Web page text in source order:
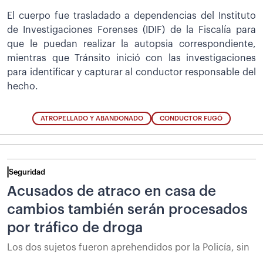
El cuerpo fue trasladado a dependencias del Instituto
de Investigaciones Forenses (IDIF) de la Fiscalía para
que le puedan realizar la autopsia correspondiente,
mientras que Tránsito inició con las investigaciones
para identificar y capturar al conductor responsable del
hecho.
ATROPELLADO Y ABANDONADO CONDUCTOR FUGÓ
Seguridad
Acusados de atraco en casa de
cambios también serán procesados
por tráfico de droga
Los dos sujetos fueron aprehendidos por la Policía, sin